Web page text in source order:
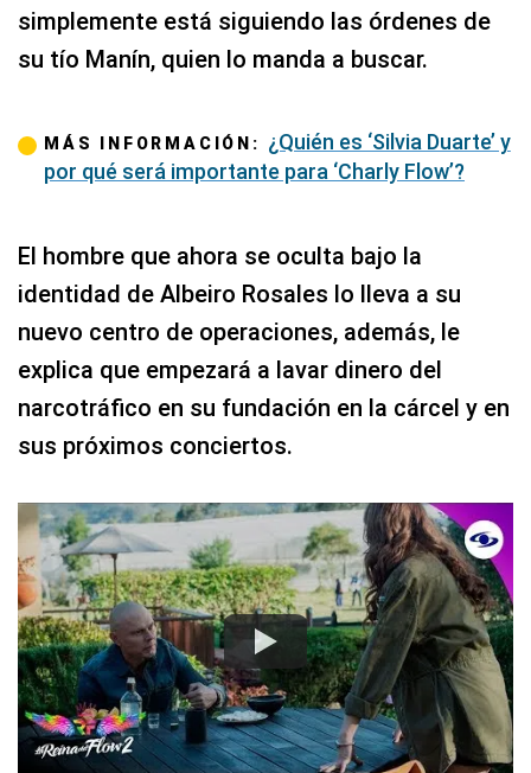
simplemente está siguiendo las órdenes de
su tío Manín, quien lo manda a buscar.
MÁS INFORMACIÓN: ¿Quién es ‘Silvia Duarte’ y
por qué será importante para ‘Charly Flow’?
El hombre que ahora se oculta bajo la
identidad de Albeiro Rosales lo lleva a su
nuevo centro de operaciones, además, le
explica que empezará a lavar dinero del
narcotráfico en su fundación en la cárcel y en
sus próximos conciertos.